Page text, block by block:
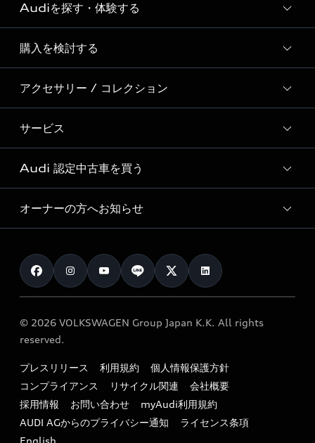
Audi ブランド
Story of Progress
Audi Sport
Formula 1®
デジタルサービス
Audiを探す・体験する
ディーラー検索
新車在庫検索
試乗車・展示車検索
見積もり依頼
試乗予約
購入を検討する
モデル一覧
特別仕様モデル / 限定モデル
e-tronラインアップ
価格シミュレーション
車両比較
カタログ一覧
アクセサリー / コレクション
純正アクセサリー
オンラインショップ
Audi collection
アウディナビアプリ
サービス
サービス入庫予約
サービスプログラム
メンテナンス
車検 / 定期点検
e-tronアフターサポート
myAudi
Audi 認定中古車を買う
Audi認定中古車
クオリティ
保証
メンテナンス
ファイナンス
キャンペーン / イベント
買取査定
オーナーの方へお知らせ
お知らせ
オーナー様向けキャンペーン
特定整備適用車一覧
リサイクル法
よくある質問（FAQ）
© 2026 VOLKSWAGEN Group Japan K.K. All rights
reserved.
プレスリリース 利用規約
個人情報保護方針
コンプライアンス
リサイクル関連
会社概要
採用情報
お問い合わせ
myAudi利用規約
AUDI AGからのプライバシー通知
ライセンス条項
English